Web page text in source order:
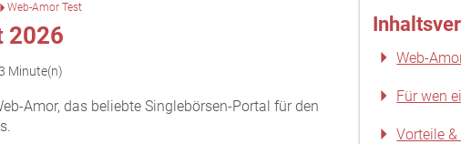
Web-Amor Test
2026
Minute(n)
Amor, das beliebte Singlebörsen-Portal für den
Web-
Für wen
Vorteile